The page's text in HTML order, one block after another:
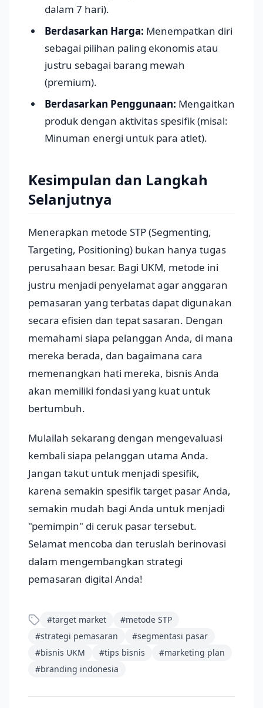
dalam 7 hari).
Berdasarkan Harga: Menempatkan diri
sebagai pilihan paling ekonomis atau
justru sebagai barang mewah
(premium).
Berdasarkan Penggunaan: Mengaitkan
produk dengan aktivitas spesifik (misal:
Minuman energi untuk para atlet).
Kesimpulan dan Langkah
Selanjutnya
Menerapkan metode STP (Segmenting,
Targeting, Positioning) bukan hanya tugas
perusahaan besar. Bagi UKM, metode ini
justru menjadi penyelamat agar anggaran
pemasaran yang terbatas dapat digunakan
secara efisien dan tepat sasaran. Dengan
memahami siapa pelanggan Anda, di mana
mereka berada, dan bagaimana cara
memenangkan hati mereka, bisnis Anda
akan memiliki fondasi yang kuat untuk
bertumbuh.
Mulailah sekarang dengan mengevaluasi
kembali siapa pelanggan utama Anda.
Jangan takut untuk menjadi spesifik,
karena semakin spesifik target pasar Anda,
semakin mudah bagi Anda untuk menjadi
"pemimpin" di ceruk pasar tersebut.
Selamat mencoba dan teruslah berinovasi
dalam mengembangkan strategi
pemasaran digital Anda!
#target market #metode STP
#strategi pemasaran #segmentasi pasar
#bisnis UKM #tips bisnis #marketing plan
#branding indonesia